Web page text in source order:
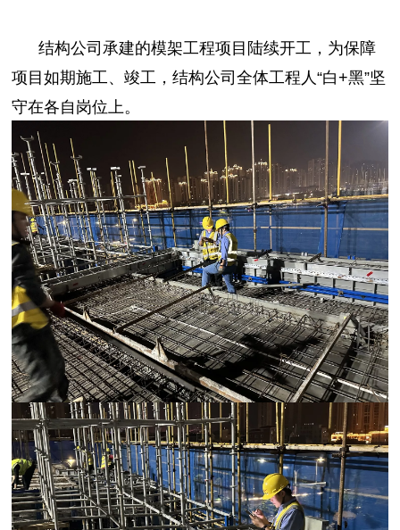
结构公司承建的模架工程项目陆续开工， 为保障
项目如期施工、竣工，结构公司全体工程人“白+黑”坚
守在各自岗位上。